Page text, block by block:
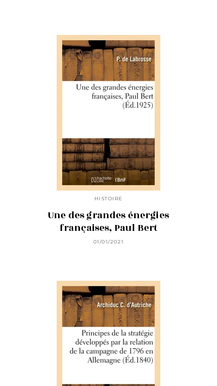
HISTOIRE
Une des grandes énergies
françaises, Paul Bert
01/01/2021